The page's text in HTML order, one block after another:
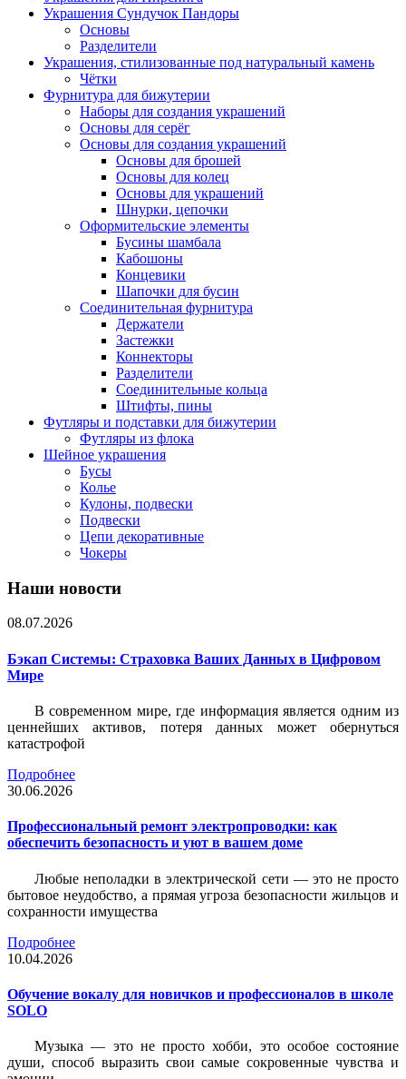
Украшения Сундучок Пандоры
Основы
Разделители
Украшения, стилизованные под натуральный камень
Чётки
Фурнитура для бижутерии
Наборы для создания украшений
Основы для серёг
Основы для создания украшений
Основы для брошей
Основы для колец
Основы для украшений
Шнурки, цепочки
Оформительские элементы
Бусины шамбала
Кабошоны
Концевики
Шапочки для бусин
Соединительная фурнитура
Держатели
Застежки
Коннекторы
Разделители
Соединительные кольца
Штифты, пины
Футляры и подставки для бижутерии
Футляры из флока
Шейное украшения
Бусы
Колье
Кулоны, подвески
Подвески
Цепи декоративные
Чокеры
Наши новости
08.07.2026
Бэкап Системы: Страховка Ваших Данных в Цифровом
Мире
В современном мире, где информация является одним из
ценнейших активов, потеря данных может обернуться
катастрофой
Подробнее
30.06.2026
Профессиональный ремонт электропроводки: как
обеспечить безопасность и уют в вашем доме
Любые неполадки в электрической сети — это не просто
бытовое неудобство, а прямая угроза безопасности жильцов и
сохранности имущества
Подробнее
10.04.2026
Обучение вокалу для новичков и профессионалов в школе
SOLO
Музыка — это не просто хобби, это особое состояние
души, способ выразить свои самые сокровенные чувства и